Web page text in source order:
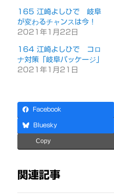
165 江崎よしひで 岐阜
が変わるチャンスは今！
2021年1月22日
164 江崎よしひで コロ
ナ対策「岐阜パッケージ」
2021年1月21日
Facebook
Bluesky
Copy
関連記事